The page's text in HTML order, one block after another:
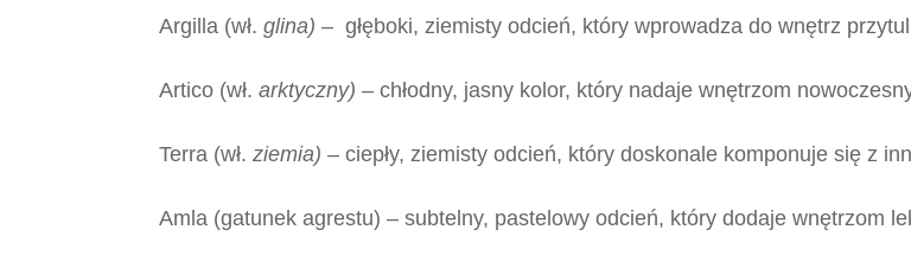
Argilla (wł.glina) – głęboki, ziemisty odcień, który wprowadza do wnętrz
Artico (wł.arktyczny) – chłodny, jasny kolor, który nadaje wnętrzom
Terra (wł.ziemia) – ciepły, ziemisty odcień, który doskonale komponuje się z
Amla (gatunek agrestu) – subtelny, pastelowy odcień, który dodaje wnętrzom